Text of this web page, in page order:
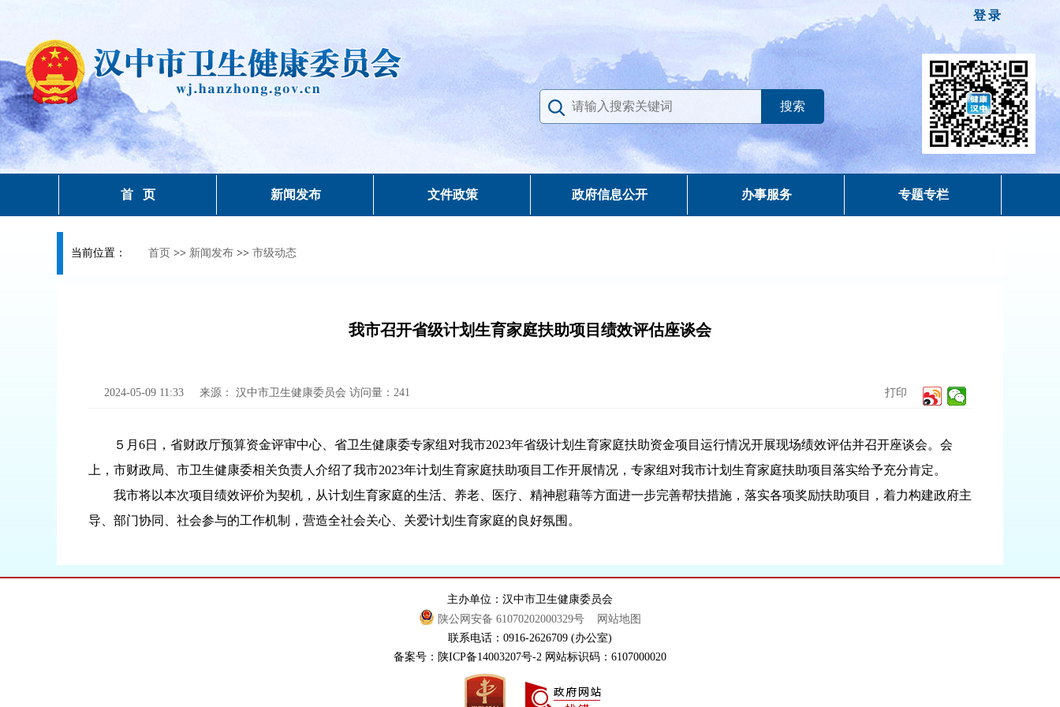
登录
首 页 新闻发布 文件政策 政府信息公开 办事服务 专题专栏
当前位置： 首页 >> 新闻发布 >> 市级动态
我市召开省级计划生育家庭扶助项目绩效评估座谈会
2024-05-09 11:33 来源： 汉中市卫生健康委员会 访问量： 241 打印
５月6日，省财政厅预算资金评审中心、省卫生健康委专家组对我市2023年省级计划生育家庭扶助资金项目运行情况开展现场绩效评估并召开座谈会。会
上，市财政局、市卫生健康委相关负责人介绍了我市2023年计划生育家庭扶助项目工作开展情况，专家组对我市计划生育家庭扶助项目落实给予充分肯定。
我市将以本次项目绩效评价为契机，从计划生育家庭的生活、养老、医疗、精神慰藉等方面进一步完善帮扶措施，落实各项奖励扶助项目，着力构建政府主
导、部门协同、社会参与的工作机制，营造全社会关心、关爱计划生育家庭的良好氛围。
主办单位：汉中市卫生健康委员会
陕公网安备 61070202000329号
网站地图
联系电话：0916-2626709 (办公室)
备案号：陕ICP备14003207号-2 网站标识码：6107000020